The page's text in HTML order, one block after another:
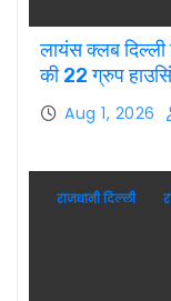
लायंस क्लब
की 22 ग्रुप
पौधारोपण
भूमिका
Aug 1, 2026
राजधानी दिल्ली